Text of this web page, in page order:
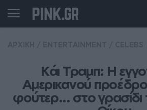
Κάι Τραμπ: Η
Αμερικανού
φούτερ... στο γρασίδι